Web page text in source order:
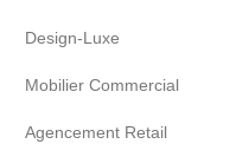
Design-Luxe
Mobilier Commercial
Agencement Retail